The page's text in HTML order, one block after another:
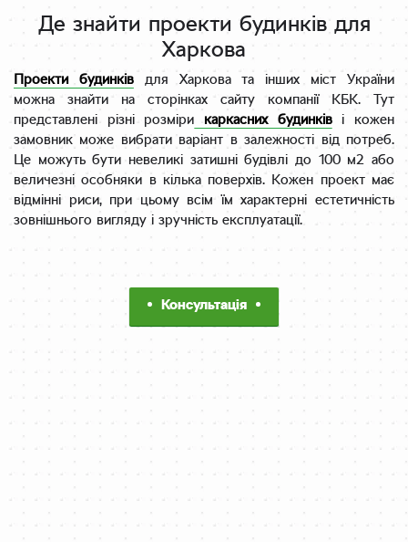
Де знайти проекти будинків для
Харкова
Проекти будинківдля Харкова та інших міст України
можна знайти на сторінках сайту компанії КБК. Тут
представлені різні розміри каркасних будинківі кожен
замовник може вибрати варіант в залежності від потреб.
Це можуть бути невеликі затишні будівлі до 100 м2 або
величезні особняки в кілька поверхів. Кожен проект має
відмінні риси, при цьому всім їм характерні естетичність
зовнішнього вигляду і зручність експлуатації.
Консультація